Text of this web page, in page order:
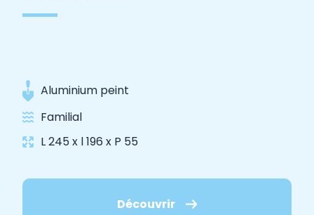
Aluminium peint
Familial
L 245 x l 196 x P 55
Découvrir